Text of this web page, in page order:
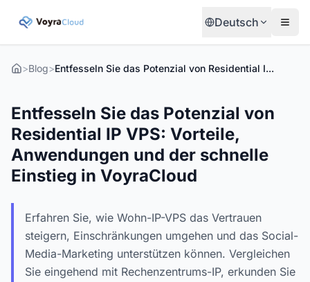
Deutsch
>Blog> Entfesseln Sie das Potenzial von Residential IP VPS: Vorteile, Anwendungen und der schnelle Einstieg in VoyraCloud
Entfesseln Sie das Potenzial von
Residential IP VPS: Vorteile,
Anwendungen und der schnelle
Einstieg in VoyraCloud
Erfahren Sie, wie Wohn-IP-VPS das Vertrauen
steigern, Einschränkungen umgehen und das Social-
Media-Marketing unterstützen können. Vergleichen
Sie eingehend mit Rechenzentrums-IP, erkunden Sie